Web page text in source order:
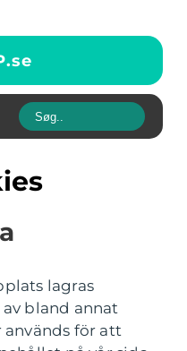
se
lagras
bland annat
används för att